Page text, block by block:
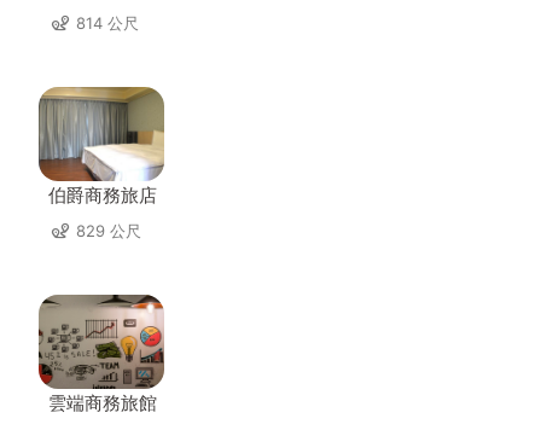
814 公尺
伯爵商務旅店
829 公尺
雲端商務旅館